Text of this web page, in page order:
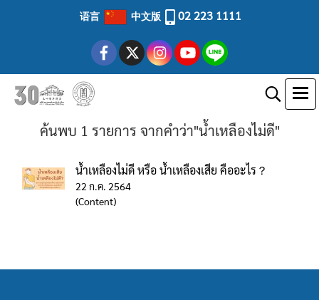
语言 中文版 02 223 1111
ค้นพบ 1 รายการ จากคำว่า"น้ำเหลืองไม่ดี"
น้ำเหลืองไม่ดี หรือ น้ำเหลืองเสีย คืออะไร？
22 ก.ค. 2564
(Content)